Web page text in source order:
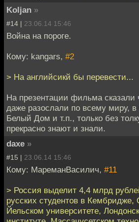
Koljan »
#14 | 23.06.14 15:46
Война на пороге.
Кому: kangars, #2
> На английсикй бы перевести...
На презентации фильма сказали
даже разослали по всему миру,
Белый Дом и т.п., только без
прекрасно знают и знали.
daxe »
#15 | 23.06.14 15:46
Кому: МареманВасилич, #11
> Россия выделит 4,4 млрд
русских студентов в Кембридже,
Йельском университете,